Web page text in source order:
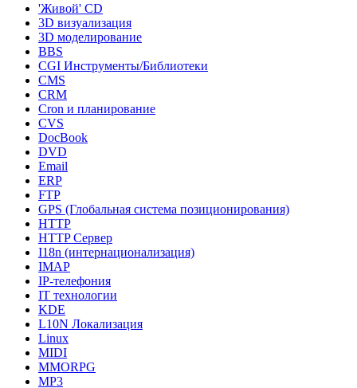
'Живой' CD
3D визуализация
3D моделирование
BBS
CGI Инструменты/Библиотеки
CMS
CRM
Cron и планирование
CVS
DocBook
DVD
Email
ERP
FTP
GPS (Глобальная система позиционирования)
HTTP
HTTP Сервер
I18n (интернационализация)
IMAP
IP-телефония
IT технологии
KDE
L10N Локализация
Linux
MIDI
MMORPG
MP3